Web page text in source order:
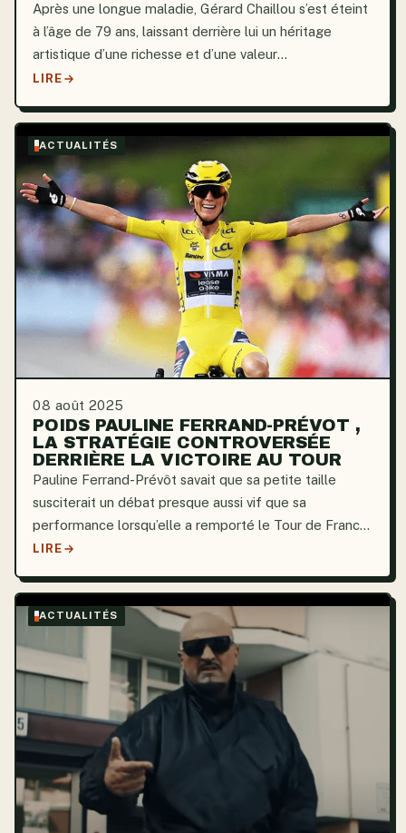
Après une longue maladie, Gérard Chaillou s’est éteint
à l’âge de 79 ans, laissant derrière lui un héritage
artistique d’une richesse et d’une valeur
exceptionnelles. Il a marqué l’histoire de la télévision
LIRE
ACTUALITÉS
08 août 2025
POIDS PAULINE FERRAND-PRÉVOT ,
LA STRATÉGIE CONTROVERSÉE
DERRIÈRE LA VICTOIRE AU TOUR
Pauline Ferrand-Prévôt savait que sa petite taille
susciterait un débat presque aussi vif que sa
performance lorsqu’elle a remporté le Tour de France
Femmes 2025. Elle a décidé de maximiser chaque
le col...
LIRE
ACTUALITÉS